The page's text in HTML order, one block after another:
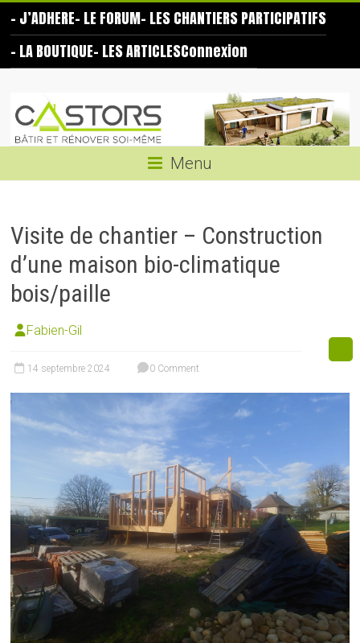
content
– J’ADHERE– LE FORUM– LES CHANTIERS PARTICIPATIFS
– LA BOUTIQUE– LES ARTICLESConnexion
Castors
même
Menu
Visite de chantier – Construction
d’une maison bio-climatique
bois/paille
Fabien-Gil
14 septembre 2024 0 Comment